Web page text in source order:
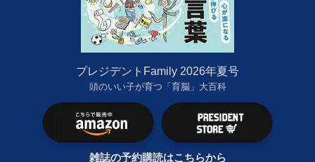
プレジデントFamily 2026年夏号
頭のいい子が育つ「育脳」大百科
雑誌の予約購読はこちらから